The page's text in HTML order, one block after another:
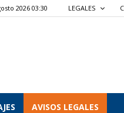
2026 03:30 LEGALES
AVISOS LEGALES